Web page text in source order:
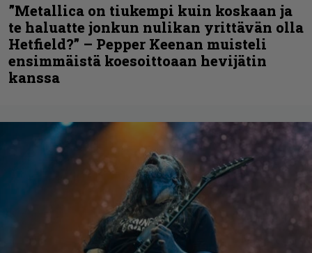
”Metallica on tiukempi kuin koskaan ja
te haluatte jonkun nulikan yrittävän olla
Hetfield?” – Pepper Keenan muisteli
ensimmäistä koesoittoaan hevijätin
kanssa